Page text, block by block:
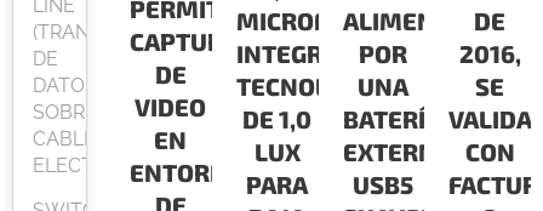
LINE
(TRANSMISION
DE
DATOS
SOBRE
CABLEADO
ELECTRICO)
PERMITE
CAPTURA
DE
VIDEO
EN
ENTORNOS
DE
MICROFON
INTEGRADO,
TECNOLOGIA
DE 1,0
LUX
PARA
ALIMENTADO
POR
UNA
BATERÍA
EXTERNA
USB5
DE
2016,
SE
VALIDA
CON